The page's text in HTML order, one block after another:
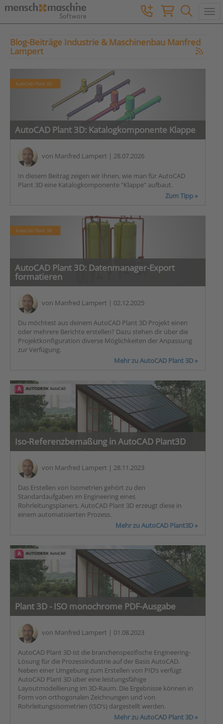
Blog-Beiträge Industrie & Maschinenbau Manfred
Lampert
AutoCAD Plant 3D: Katalogkomponente Klappe
von Manfred Lampert | 28.07.2026
In diesem Beitrag zeigen wir Ihnen, wie man für AutoCAD
Plant 3D eine Katalogkomponente "Klappe" aufbaut.
Zum Tipp »
AutoCAD Plant 3D: Datenmanager-Export
formatieren
von Manfred Lampert | 02.12.2025
Du möchtest aus deinem AutoCAD Plant 3D Projekt einen
oder mehrere Berichte erstellen? Dazu stehen dir über die
Projektkonfiguration diverse Möglichkeiten der Anpassung
zur Verfügung.
Mehr zu AutoCAD Plant 3D »
Iso-Referenzbemaßung in AutoCAD Plant3D
von Manfred Lampert | 28.11.2023
Das Erstellen von Isometrien gehört zu den
Standardaufgaben im Engineering eines
Rohrleitungsplaners. AutoCAD Plant 3D erzeugt diese in
einem automatisierten Prozess.
Mehr zu AutoCAD Plant3D »
Plant 3D - ISO monochrome PDF-Ausgabe
von Manfred Lampert | 01.08.2023
AutoCAD Plant 3D ist die branchenspezifische Engineering-
Lösung für die Prozessindustrie auf der Basis AutoCAD.
Neben einer Umgebung zum Erstellen von PID’s verfügt
AutoCAD Plant 3D über eine leistungsfähige
Layoutmodellierung im 3D-Raum. Die Ergebnisse können in
Form von orthogonalen Zeichnungen und von
Rohrleitungsisometrien (ISO’s) dargestellt werden.
Mehr zu AutoCAD Plant 3D »